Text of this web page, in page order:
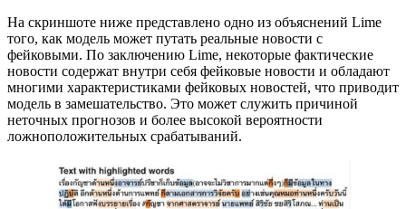
На скриншоте ниже представлено одно из объяснений Lime
того, как модель может путать реальные новости с
фейковыми. По заключению Lime, некоторые фактические
новости содержат внутри себя фейковые новости и обладают
многими характеристиками фейковых новостей, что приводит
модель в замешательство. Это может служить причиной
неточных прогнозов и более высокой вероятности
ложноположительных срабатываний.